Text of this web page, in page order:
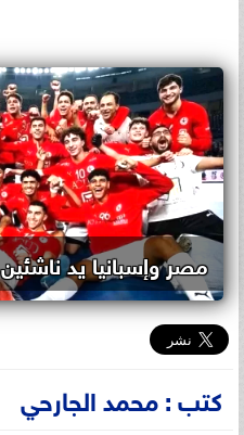
مصر وإسبانيا يد ناشئين
كتب : محمد الجارحي